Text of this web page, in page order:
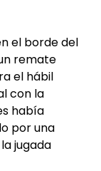
el borde del
remate
el hábil
con la
había
por una
jugada